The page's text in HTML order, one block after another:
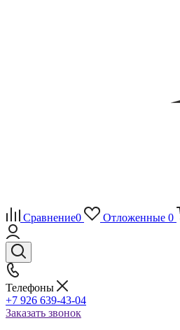
Сравнение0 Отложенные 0
Телефоны
+7 926 639-43-04
Заказать звонок